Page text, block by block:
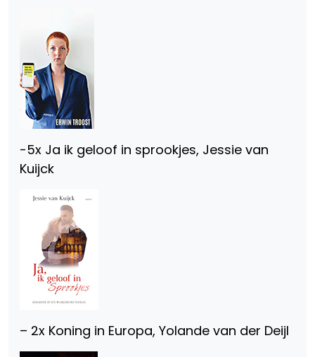
-5x Ja ik geloof in sprookjes, Jessie van
Kuijck
– 2x Koning in Europa, Yolande van der Deijl